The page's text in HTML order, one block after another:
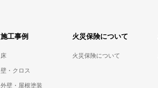
施工事例
床
壁・クロス
外壁・屋根塗装
火災保険について
火災保険について